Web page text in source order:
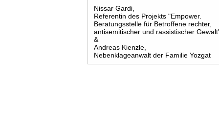
Nissar Gardi,
Referentin des Projekts "Empower.
Beratungsstelle für Betroffene rechter,
antisemitischer und rassistischer
&
Andreas Kienzle,
Nebenklageanwalt der Familie Yozgat